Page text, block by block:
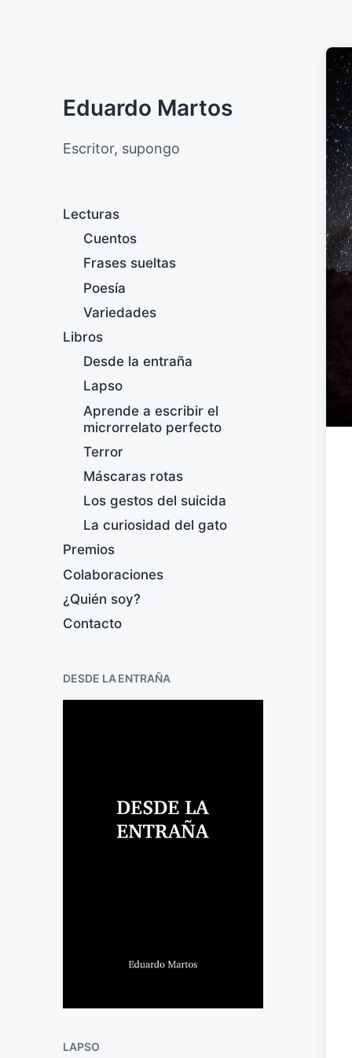
Eduardo Martos
Escritor, supongo
Lecturas
Cuentos
Frases sueltas
Poesía
Variedades
Libros
Desde la entraña
Lapso
Aprende a escribir el
microrrelato perfecto
Terror
Máscaras rotas
Los gestos del suicida
La curiosidad del gato
Premios
Colaboraciones
¿Quién soy?
Contacto
DESDE LA ENTRAÑA
LAPSO